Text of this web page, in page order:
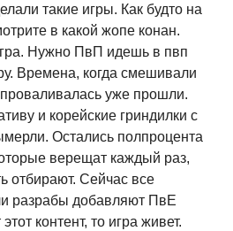
такие игры. Как будто на
в какой жопе конан.
Нужно ПвП идешь в пвп
Времена, когда смешивали
уже прошли.
и корейские гриндилки с
Остались полпроцента
верещат каждый раз,
отбирают. Сейчас все
разрабы добавляют ПвЕ
контент, то игра живет.